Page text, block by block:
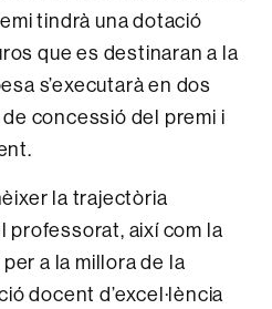
tindrà una dotació
que es destinaran a la
s’executarà en dos
concessió del premi i
la trajectòria
així com la
a la millora de la
docent d’excel·lència